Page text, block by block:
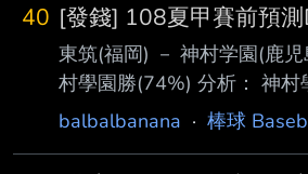
40 [發錢] 108夏甲賽前預
東筑(福岡) － 神村学園(鹿
村學園勝(74%) 分析： 神村
州地區最具競爭力的球隊之
balbalbanana · 棒球